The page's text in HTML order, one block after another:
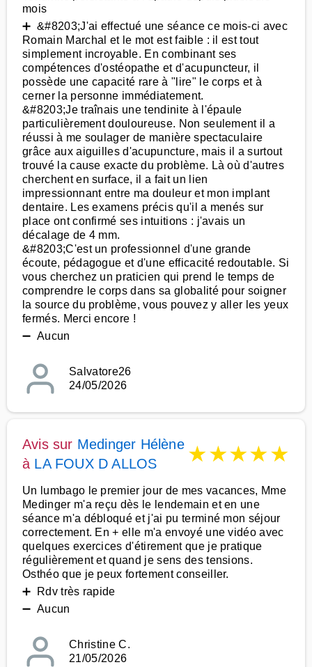
mois
➕ &#8203;J'ai effectué une séance ce mois-ci avec
Romain Marchal et le mot est faible : il est tout
simplement incroyable. En combinant ses
compétences d'ostéopathe et d'acupuncteur, il
possède une capacité rare à "lire" le corps et à
cerner la personne immédiatement.
&#8203;Je traînais une tendinite à l'épaule
particulièrement douloureuse. Non seulement il a
réussi à me soulager de manière spectaculaire
grâce aux aiguilles d'acupuncture, mais il a surtout
trouvé la cause exacte du problème. Là où d'autres
cherchent en surface, il a fait un lien
impressionnant entre ma douleur et mon implant
dentaire. Les examens précis qu'il a menés sur
place ont confirmé ses intuitions : j'avais un
décalage de 4 mm.
&#8203;C'est un professionnel d'une grande
écoute, pédagogue et d'une efficacité redoutable. Si
vous cherchez un praticien qui prend le temps de
comprendre le corps dans sa globalité pour soigner
la source du problème, vous pouvez y aller les yeux
fermés. Merci encore !
➖ Aucun
Salvatore26
24/05/2026
Avis sur Medinger Hélène
à LA FOUX D ALLOS ★★★★★
Un lumbago le premier jour de mes vacances, Mme
Medinger m'a reçu dès le lendemain et en une
séance m'a débloqué et j'ai pu terminé mon séjour
correctement. En + elle m'a envoyé une vidéo avec
quelques exercices d'étirement que je pratique
régulièrement et quand je sens des tensions.
Osthéo que je peux fortement conseiller.
➕ Rdv très rapide
➖ Aucun
Christine C.
21/05/2026